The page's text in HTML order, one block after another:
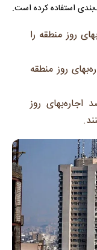
استفاده کرده است.
اجاره‌بهای روز منطقه را
درصد اجاره‌بهای روز منطقه
و ششم نیز 55 درصد اجاره‌بهای روز